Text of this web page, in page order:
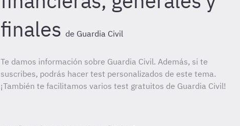
finales de Guardia Civil
Te damos información sobre Guardia Civil. Además, si te
suscribes, podrás hacer test personalizados de este tema.
¡También te facilitamos varios test gratuitos de Guardia Civil!